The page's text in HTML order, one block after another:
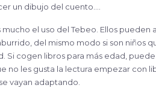
un dibujo del cuento….
el uso del Tebeo. Ellos pueden
del mismo modo si son niños
Si cogen libros para más edad,
no les gusta la lectura empezar con
vayan adaptando.